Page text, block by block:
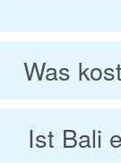
Was
Ist Bali